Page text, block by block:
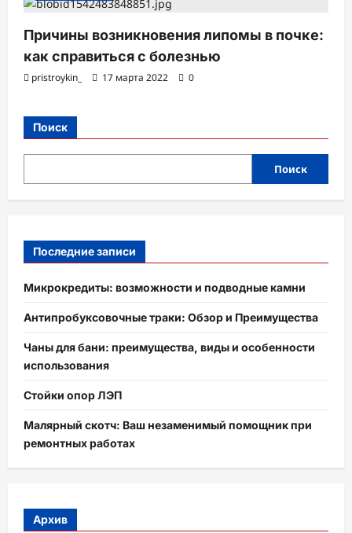
Причины возникновения липомы в почке:
как справиться с болезнью
pristroykin_ 17 марта 2022 0
Поиск
Поиск
Последние записи
Микрокредиты: возможности и подводные камни
Антипробуксовочные траки: Обзор и Преимущества
Чаны для бани: преимущества, виды и особенности
использования
Стойки опор ЛЭП
Малярный скотч: Ваш незаменимый помощник при
ремонтных работах
Архив